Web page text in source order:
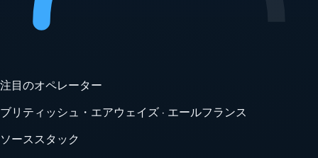
注目のオペレーター
ブリティッシュ・エアウェイズ · エールフランス
ソーススタック